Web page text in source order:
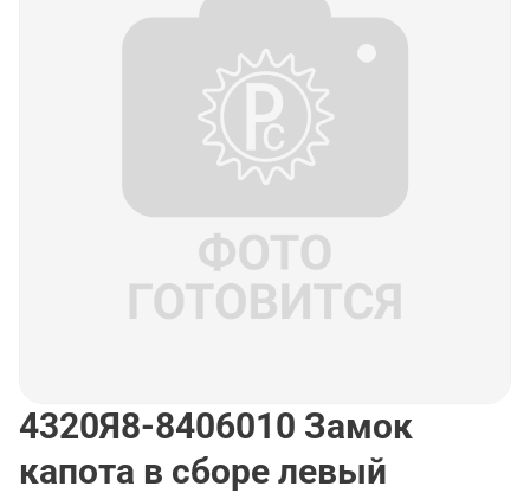
4320Я8-8406010 Замок
капота в сборе левый